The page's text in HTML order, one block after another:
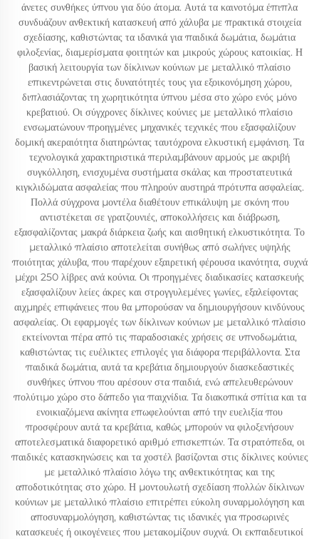
άνετες συνθήκες ύπνου για δύο άτομα. Αυτά τα καινοτόμα έπιπλα
συνδυάζουν ανθεκτική κατασκευή από χάλυβα με πρακτικά στοιχεία
σχεδίασης, καθιστώντας τα ιδανικά για παιδικά δωμάτια, δωμάτια
φιλοξενίας, διαμερίσματα φοιτητών και μικρούς χώρους κατοικίας. Η
βασική λειτουργία των δίκλινων κούνιων με μεταλλικό πλαίσιο
επικεντρώνεται στις δυνατότητές τους για εξοικονόμηση χώρου,
διπλασιάζοντας τη χωρητικότητα ύπνου μέσα στο χώρο ενός μόνο
κρεβατιού. Οι σύγχρονες δίκλινες κούνιες με μεταλλικό πλαίσιο
ενσωματώνουν προηγμένες μηχανικές τεχνικές που εξασφαλίζουν
δομική ακεραιότητα διατηρώντας ταυτόχρονα ελκυστική εμφάνιση. Τα
τεχνολογικά χαρακτηριστικά περιλαμβάνουν αρμούς με ακριβή
συγκόλληση, ενισχυμένα συστήματα σκάλας και προστατευτικά
κιγκλιδώματα ασφαλείας που πληρούν αυστηρά πρότυπα ασφαλείας.
Πολλά σύγχρονα μοντέλα διαθέτουν επικάλυψη με σκόνη που
αντιστέκεται σε γρατζουνιές, αποκολλήσεις και διάβρωση,
εξασφαλίζοντας μακρά διάρκεια ζωής και αισθητική ελκυστικότητα. Το
μεταλλικό πλαίσιο αποτελείται συνήθως από σωλήνες υψηλής
ποιότητας χάλυβα, που παρέχουν εξαιρετική φέρουσα ικανότητα, συχνά
μέχρι 250 λίβρες ανά κούνια. Οι προηγμένες διαδικασίες κατασκευής
εξασφαλίζουν λείες άκρες και στρογγυλεμένες γωνίες, εξαλείφοντας
αιχμηρές επιφάνειες που θα μπορούσαν να δημιουργήσουν κινδύνους
ασφαλείας. Οι εφαρμογές των δίκλινων κούνιων με μεταλλικό πλαίσιο
εκτείνονται πέρα από τις παραδοσιακές χρήσεις σε υπνοδωμάτια,
καθιστώντας τις ευέλικτες επιλογές για διάφορα περιβάλλοντα. Στα
παιδικά δωμάτια, αυτά τα κρεβάτια δημιουργούν διασκεδαστικές
συνθήκες ύπνου που αρέσουν στα παιδιά, ενώ απελευθερώνουν
πολύτιμο χώρο στο δάπεδο για παιχνίδια. Τα διακοπικά σπίτια και τα
ενοικιαζόμενα ακίνητα επωφελούνται από την ευελιξία που
προσφέρουν αυτά τα κρεβάτια, καθώς μπορούν να φιλοξενήσουν
αποτελεσματικά διαφορετικό αριθμό επισκεπτών. Τα στρατόπεδα, οι
παιδικές κατασκηνώσεις και τα χοστέλ βασίζονται στις δίκλινες κούνιες
με μεταλλικό πλαίσιο λόγω της ανθεκτικότητας και της
αποδοτικότητας στο χώρο. Η μοντουλωτή σχεδίαση πολλών δίκλινων
κούνιων με μεταλλικό πλαίσιο επιτρέπει εύκολη συναρμολόγηση και
αποσυναρμολόγηση, καθιστώντας τις ιδανικές για προσωρινές
κατασκευές ή οικογένειες που μετακομίζουν συχνά. Οι εκπαιδευτικοί